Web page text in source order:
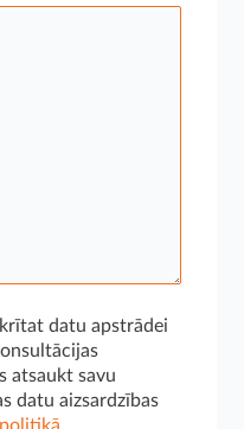
datu apstrādei
atsaukt savu
datu aizsardzības